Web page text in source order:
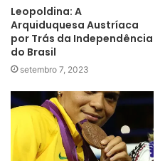
Leopoldina: A
Arquiduquesa Austríaca
por Trás da Independência
do Brasil
setembro 7, 2023